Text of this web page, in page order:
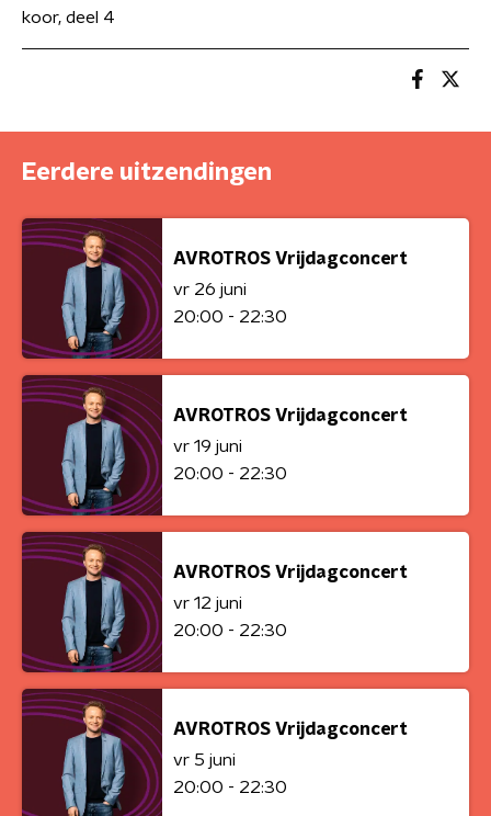
koor, deel 4
Eerdere uitzendingen
AVROTROS Vrijdagconcert
vr 26 juni
20:00 - 22:30
AVROTROS Vrijdagconcert
vr 19 juni
20:00 - 22:30
AVROTROS Vrijdagconcert
vr 12 juni
20:00 - 22:30
AVROTROS Vrijdagconcert
vr 5 juni
20:00 - 22:30